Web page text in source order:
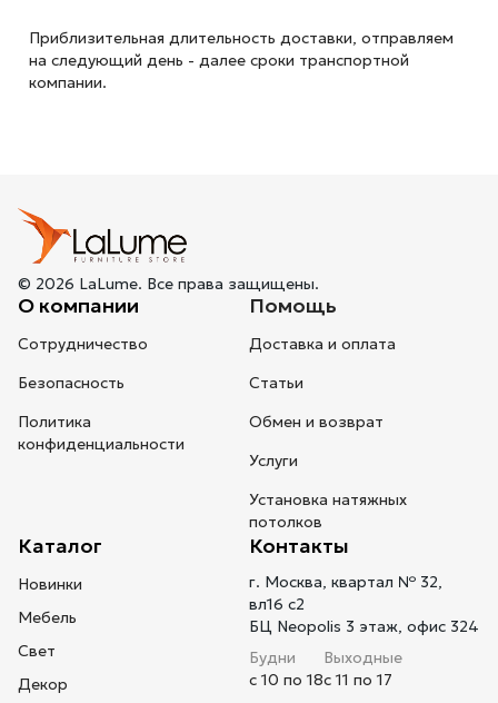
Приблизительная длительность доставки, отправляем
на следующий день - далее сроки транспортной
компании.
© 2026 LaLume. Все права защищены.
О компании
Сотрудничество
Безопасность
Политика
конфиденциальности
Помощь
Доставка и оплата
Статьи
Обмен и возврат
Услуги
Установка натяжных
потолков
Каталог
Новинки
Мебель
Свет
Декор
Контакты
г. Москва, квартал № 32,
вл16 с2
БЦ Neopolis 3 этаж, офис 324
Будни
с 10 по 18
Выходные
с 11 по 17